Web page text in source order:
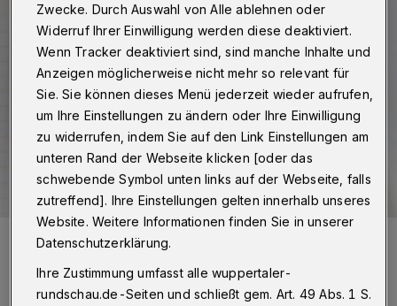
Zwecke. Durch Auswahl von Alle ablehnen oder
Widerruf Ihrer Einwilligung werden diese deaktiviert.
Wenn Tracker deaktiviert sind, sind manche Inhalte und
Anzeigen möglicherweise nicht mehr so relevant für
Sie. Sie können dieses Menü jederzeit wieder aufrufen,
um Ihre Einstellungen zu ändern oder Ihre Einwilligung
zu widerrufen, indem Sie auf den Link Einstellungen am
unteren Rand der Webseite klicken [oder das
schwebende Symbol unten links auf der Webseite, falls
zutreffend]. Ihre Einstellungen gelten innerhalb unseres
Website. Weitere Informationen finden Sie in unserer
Datenschutzerklärung.
Ihre Zustimmung umfasst alle wuppertaler-
rundschau.de-Seiten und schließt gem. Art. 49 Abs. 1 S.